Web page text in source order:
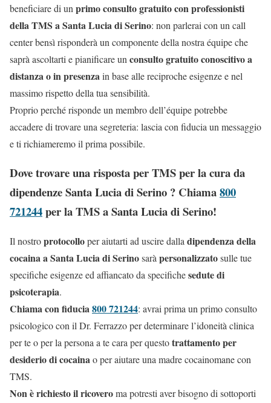
beneficiare di un primo consulto gratuito con professionisti
della TMS a Santa Lucia di Serino: non parlerai con un call
center bensì risponderà un componente della nostra équipe che
saprà ascoltarti e pianificare un consulto gratuito conoscitivo a
distanza o in presenzain base alle reciproche esigenze e nel
massimo rispetto della tua sensibilità.
Proprio perché risponde un membro dell’équipe potrebbe
accadere di trovare una segreteria: lascia con fiducia un messaggio
e ti richiameremo il prima possibile.
Dove trovare una risposta per TMS per la cura da
dipendenze Santa Lucia di Serino ? Chiama800
721244per la TMS a Santa Lucia di Serino!
Il nostroprotocolloper aiutarti ad uscire dalla dipendenza della
cocaina a Santa Lucia di Serinosarà personalizzatosulle tue
specifiche esigenze ed affiancato da specifichesedute di
psicoterapia.
Chiama con fiducia800 721244: avrai prima un primo consulto
psicologico con il Dr. Ferrazzo per determinare l’idoneità clinica
per te o per la persona a te cara per questotrattamento per
desiderio di cocainao per aiutare una madre cocainomane con
TMS.
Non è richiesto il ricoveroma potresti aver bisogno di sottoporti